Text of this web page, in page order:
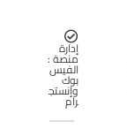
إدارة
منصة :
الفيس
بوك
وإنستج
رام